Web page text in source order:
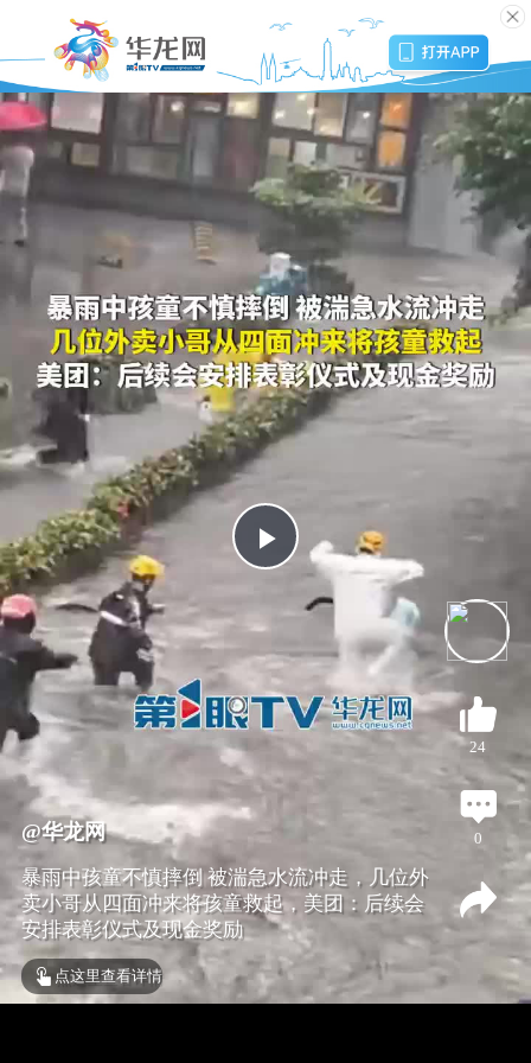
P
l
a
y
i
d
24
0
@华龙网
暴雨中孩童不慎摔倒 被湍急水流冲走，几位外
卖小哥从四面冲来将孩童救起，美团：后续会
安排表彰仪式及现金奖励
点这里查看详情